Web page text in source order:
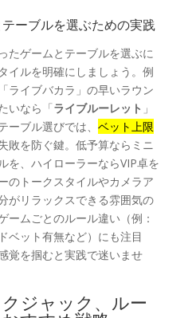
ーブルを選ぶための実践
たゲームとテーブルを選ぶに
イルを明確にしましょう。例
ライブバカラ」の早いラウン
いなら「ライブルーレット 」
ブル選びでは、 ベット上限
敗を防ぐ鍵。低予算ならミニ
を、ハイローラーならVIP卓を
のトークスタイルやカメラア
がリラックスできる雰囲気の
ームごとのルール違い（例：
ベット有無など）にも注目
覚を掴むと実践で迷いませ
ジャック、ルー